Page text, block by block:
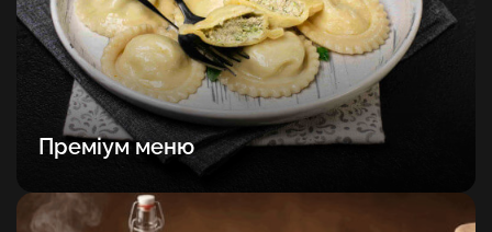
Преміум меню